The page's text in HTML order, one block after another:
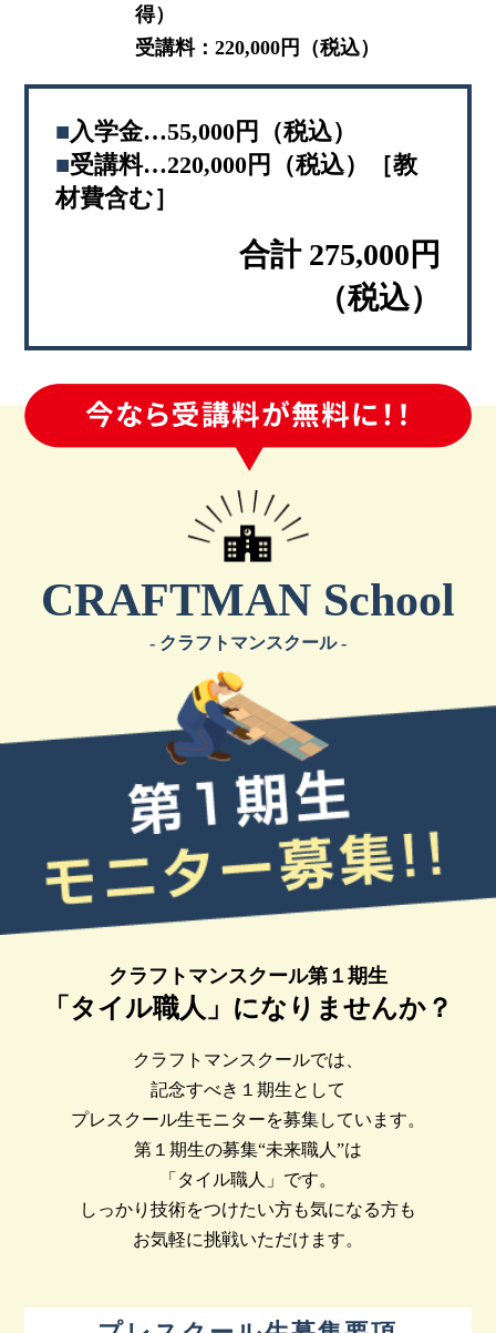
得）
受講料：220,000円（税込）
■入学金…55,000円（税込）
■受講料…220,000円（税込）［教
材費含む］
合計 275,000円
（税込）
CRAFTMAN School
- クラフトマンスクール -
クラフトマンスクール第１期生
「タイル職人」になりませんか？
クラフトマンスクールでは、
記念すべき１期生として
プレスクール生モニターを募集しています。
第１期生の募集“未来職人”は
「タイル職人」です。
しっかり技術をつけたい方も気になる方も
お気軽に挑戦いただけます。